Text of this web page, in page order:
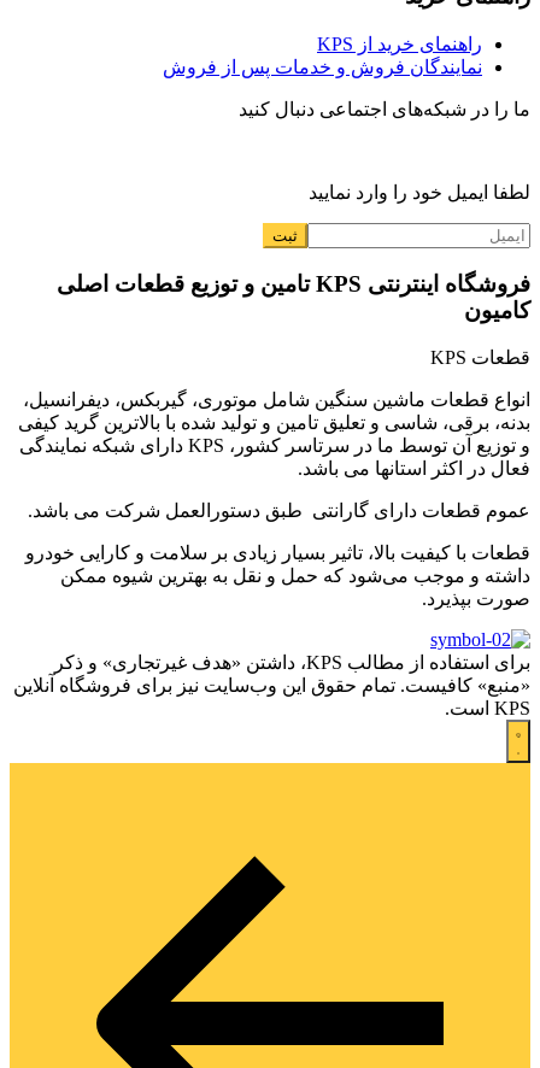
راهنمای خرید از KPS
نمایندگان فروش و خدمات پس از فروش
ما را در شبکه‌های اجتماعی دنبال کنید
لطفا ایمیل خود را وارد نمایید
فروشگاه اینترنتی KPS تامین و توزیع قطعات اصلی
کامیون
قطعات KPS
انواع قطعات ماشین سنگین شامل موتوری، گیربکس، دیفرانسیل،
بدنه، برقی، شاسی و تعلیق تامین و تولید شده با بالاترین گرید کیفی
و توزیع آن توسط ما در سرتاسر کشور، KPS دارای شبکه نمایندگی
فعال در اکثر استانها می باشد.
عموم قطعات دارای گارانتی طبق دستورالعمل شرکت می باشد.
قطعات با کیفیت بالا، تاثیر بسیار زیادی بر سلامت و کارایی خودرو
داشته و موجب می‌شود که حمل و نقل به بهترین شیوه ممکن
صورت بپذیرد.
برای استفاده از مطالب KPS، داشتن «هدف غیرتجاری» و ذکر
«منبع» کافیست. تمام حقوق اين وب‌سايت نیز برای فروشگاه آنلاین
KPS است.